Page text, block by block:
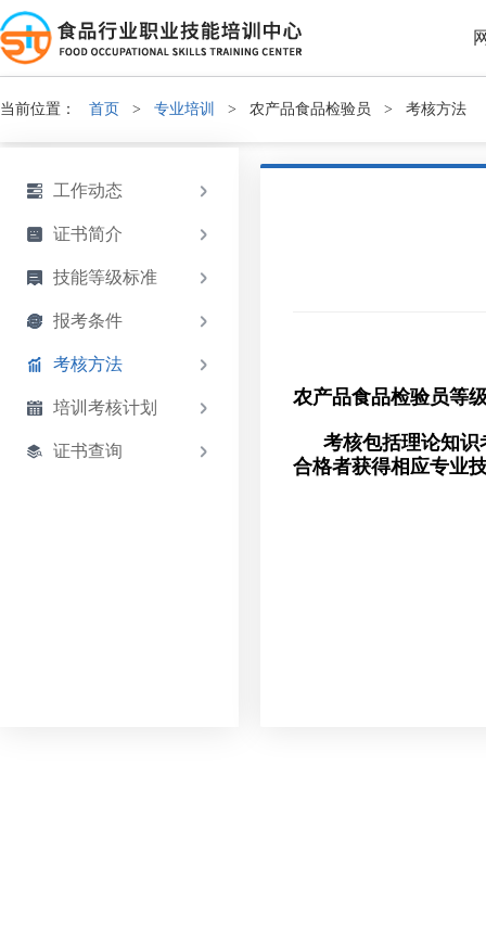
当前位置： 首页 > 专业培训 > 农产品食品检验员 > 考核方法
工作动态
证书简介
技能等级标准
报考条件
考核方法
培训考核计划
证书查询
农产品食品检验员等
考核包括理论知
合格者获得相应专业